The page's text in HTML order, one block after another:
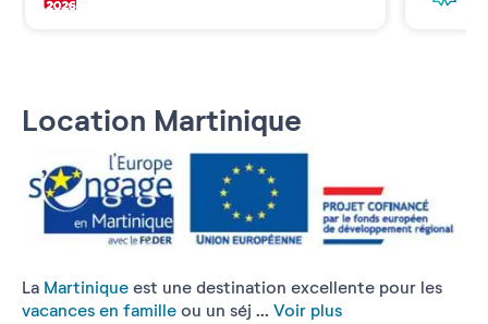
Location Martinique
La Martinique est une destination excellente pour les
vacances en famille ou un séj ... Voir plus